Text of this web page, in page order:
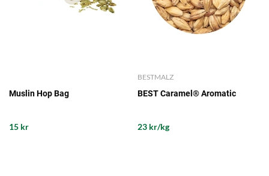
Muslin Hop Bag
15 kr
BESTMALZ
BEST Caramel® Aromatic
23 kr/kg